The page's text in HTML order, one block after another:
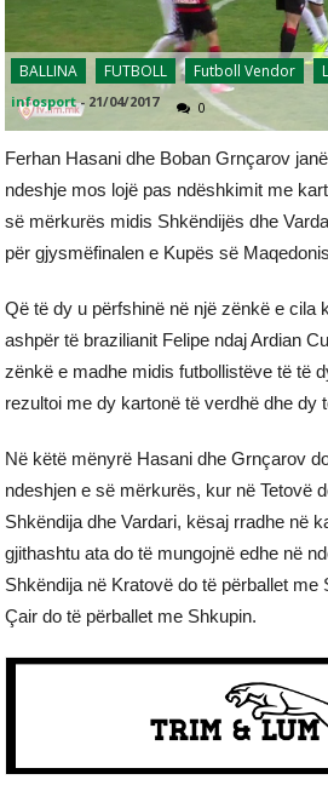
BALLINA FUTBOLL Futboll Vendor
infosport - 21/04/2017 0
Ferhan Hasani dhe Boban Grnçarov
ndeshje mos lojë pas ndëshkimit me
së mërkurës midis Shkëndijës dhe
për gjysmëfinalen e Kupës së
Që të dy u përfshinë në një zënkë e cila
ashpër të brazilianit Felipe ndaj Ardian
zënkë e madhe midis futbollistëve të të
rezultoi me dy kartonë të verdhë dhe dy
Në këtë mënyrë Hasani dhe Grnçarov
ndeshjen e së mërkurës, kur në Tetovë
Shkëndija dhe Vardari, kësaj rradhe në
gjithashtu ata do të mungojnë edhe në
Shkëndija në Kratovë do të përballet me
Çair do të përballet me Shkupin.